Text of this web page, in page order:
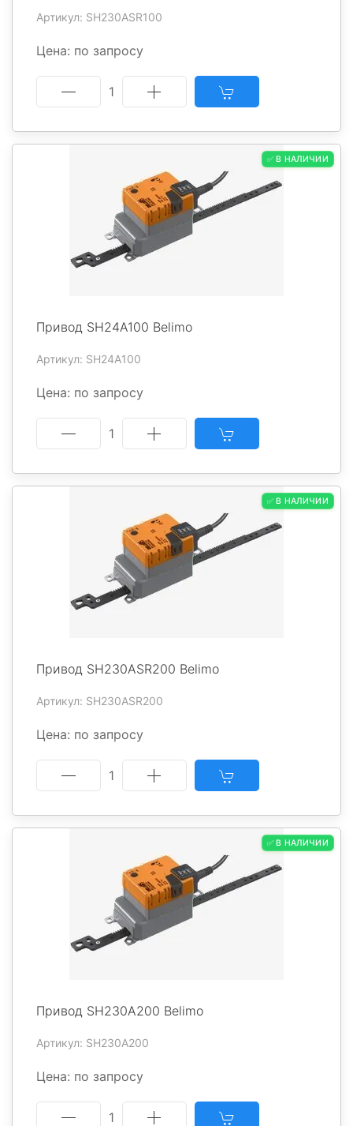
Артикул: SH230ASR100
Цена: по запросу
1
✅ В НАЛИЧИИ
Привод SH24A100 Belimo
Артикул: SH24A100
Цена: по запросу
1
✅ В НАЛИЧИИ
Привод SH230ASR200 Belimo
Артикул: SH230ASR200
Цена: по запросу
1
✅ В НАЛИЧИИ
Привод SH230A200 Belimo
Артикул: SH230A200
Цена: по запросу
1